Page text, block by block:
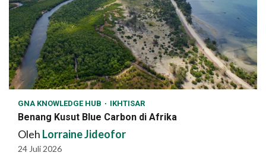
GNA KNOWLEDGE HUB IKHTISAR
Benang Kusut Blue Carbon di Afrika
Oleh Lorraine Jideofor
24 Juli 2026